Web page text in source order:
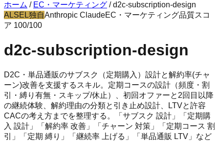
ホーム / EC・マーケティング /d2c-subscription-design
ALSEL独自Anthropic ClaudeEC・マーケティング品質スコ
ア 100/100
d2c-subscription-design
D2C・単品通販のサブスク（定期購入）設計と解約率(チャ
ーン)改善を支援するスキル。定期コースの設計（頻度・割
引・縛り有無・スキップ/休止）、初回オファーと2回目以降
の継続体験、解約理由の分類と引き止め設計、LTVと許容
CACの考え方までを整理する。「サブスク 設計」「定期購
入 設計」「解約率 改善」「チャーン 対策」「定期コース 割
引」「定期 縛り」「継続率 上げる」「単品通販 LTV」など